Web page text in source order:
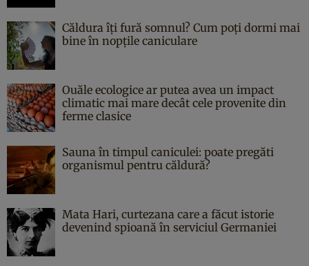
Căldura îți fură somnul? Cum poți dormi mai
bine în nopțile caniculare
Ouăle ecologice ar putea avea un impact
climatic mai mare decât cele provenite din
ferme clasice
Sauna în timpul caniculei: poate pregăti
organismul pentru căldură?
Mata Hari, curtezana care a făcut istorie
devenind spioană în serviciul Germaniei